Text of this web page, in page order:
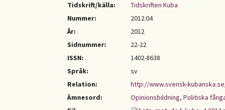
Tidskrift/källa:
Tidskriften Kuba
Nummer:
2012:04
År:
2012
Sidnummer:
22-22
ISSN:
1402-8638
Språk:
sv
Relation:
http://www.svensk-
Ämnesord:
Opinionsbildning, Politiska